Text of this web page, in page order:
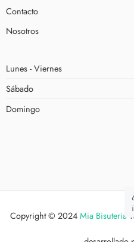
Contacto
Nosotros
Lunes - Viernes
Sábado
Domingo
Copyright © 2024Mia Bisuteria